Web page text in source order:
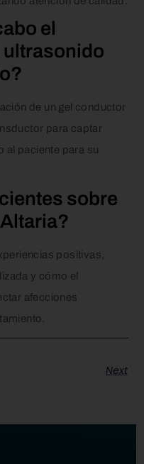
el
ultrasonido
de un gel conductor
para captar
al paciente para su
sobre
positivas,
y cómo el
afecciones
Next